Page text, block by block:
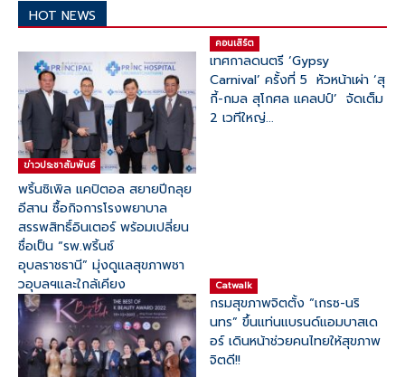
HOT NEWS
ข่าวประชาสัมพันธ์
พริ้นซิเพิล แคปิตอล สยายปีกลุย
อีสาน ซื้อกิจการโรงพยาบาล
สรรพสิทธิ์อินเตอร์ พร้อมเปลี่ยน
ชื่อเป็น “รพ.พริ้นซ์
อุบลราชธานี” มุ่งดูแลสุขภาพชา
วอุบลฯและใกล้เคียง
คอนเสิร์ต
เทศกาลดนตรี ‘Gypsy
Carnival’ ครั้งที่ 5 หัวหน้าเผ่า ‘สุ
กี้-กมล สุโกศล แคลปป์’ จัดเต็ม
2 เวทีใหญ่...
Catwalk
กรมสุขภาพจิตตั้ง “เกรซ-นริ
นทร” ขึ้นแท่นแบรนด์แอมบาสเด
อร์ เดินหน้าช่วยคนไทยให้สุขภาพ
จิตดี!!